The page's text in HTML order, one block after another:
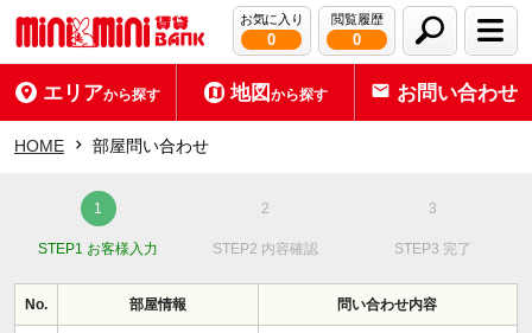
お気に入り
0
閲覧履歴
0
エリアから探す 地図から探す お問い合わせ
HOME 部屋問い合わせ
STEP1 お客様入力 STEP2 内容確認 STEP3 完了
No. 部屋情報 問い合わせ内容